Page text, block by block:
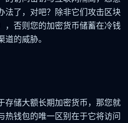
法了，对吧？除非它们攻击区块
，否则您的加密货币储蓄在冷钱
的威胁。
存储大额长期加密货币，那您就
热钱包的唯一区别在于它将访问